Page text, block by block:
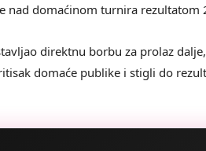
nad domaćinom turnira rezultatom
direktnu borbu za prolaz
domaće publike i stigli do